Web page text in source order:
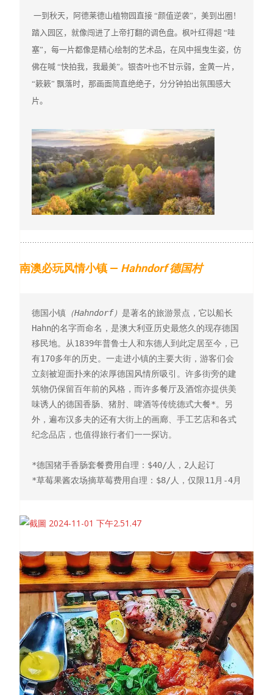
踏入园区，就像闯进了上帝打翻的调色盘。枫叶红得超 “哇
塞”，每一片都像是精心绘制的艺术品，在风中摇曳生姿，仿
佛在喊 “快拍我，我最美”。银杏叶也不甘示弱，金黄一片，
“簌簌” 飘落时，那画面简直绝绝子，分分钟拍出氛围感大
片。
南澳必玩风情小镇 — Hahndorf 德国村
德国小镇 （Hahndorf） 是著名的旅游景点，它以船长
Hahn的名字而命名，是澳大利亚历史最悠久的现存德国
移民地。从1839年普鲁士人和东德人到此定居至今，已
有170多年的历史。一走进小镇的主要大街，游客们会
立刻被迎面扑来的浓厚德国风情所吸引。许多街旁的建
筑物仍保留百年前的风格，而许多餐厅及酒馆亦提供美
味诱人的德国香肠、猪肘、啤酒等传统德式大餐*。另
外，遍布汉多夫的还有大街上的画廊、手工艺店和各式
纪念品店，也值得旅行者们一一探访。
*德国猪手香肠套餐费用自理：$40/人，2人起订
*草莓果酱农场摘草莓费用自理：$8/人，仅限11月-4月